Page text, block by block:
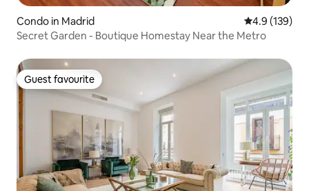
Condo in Madrid 4.9 out of 5
4.9 (139)
Secret Garden - Boutique Homestay Near the Metro
Guest favourite
Guest favourite